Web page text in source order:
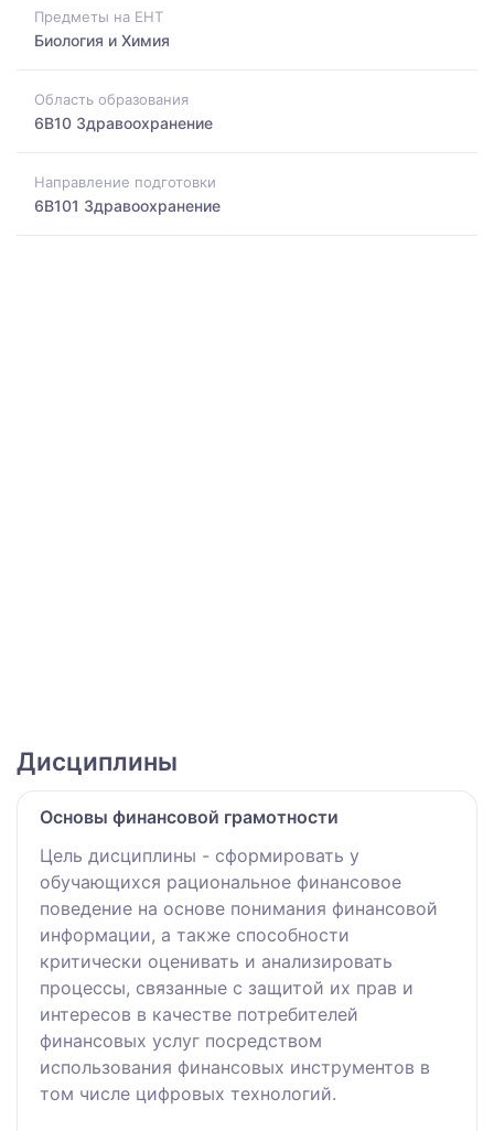
Предметы на ЕНТ
Биология и Химия
Область образования
6B10 Здравоохранение
Направление подготовки
6B101 Здравоохранение
Дисциплины
Основы финансовой грамотности
Цель дисциплины - сформировать у
обучающихся рациональное финансовое
поведение на основе понимания финансовой
информации, а также способности
критически оценивать и анализировать
процессы, связанные с защитой их прав и
интересов в качестве потребителей
финансовых услуг посредством
использования финансовых инструментов в
том числе цифровых технологий.